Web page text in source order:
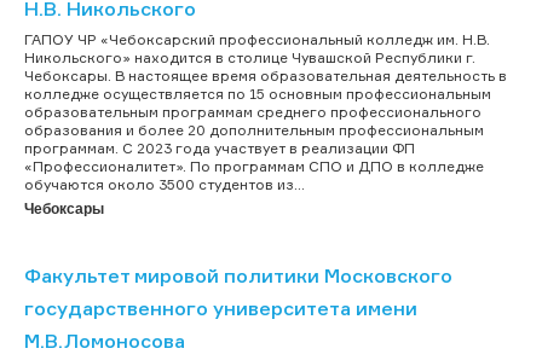
Н.В. Никольского
ГАПОУ ЧР «Чебоксарский профессиональный колледж им. Н.В.
Никольского» находится в столице Чувашской Республики г.
Чебоксары. В настоящее время образовательная деятельность в
колледже осуществляется по 15 основным профессиональным
образовательным программам среднего профессионального
образования и более 20 дополнительным профессиональным
программам. С 2023 года участвует в реализации ФП
«Профессионалитет». По программам СПО и ДПО в колледже
обучаются около 3500 студентов из...
Чебоксары
Факультет мировой политики Московского
государственного университета имени
М.В.Ломоносова